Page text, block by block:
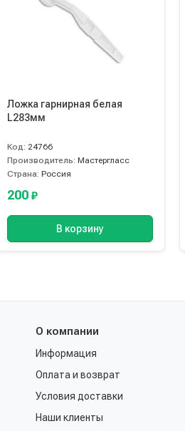
Ложка гарнирная белая
L283мм
Код: 24766
Производитель: Мастергласс
Страна: Россия
200 ₽
В корзину
О компании
Информация
Оплата и возврат
Условия доставки
Наши клиенты